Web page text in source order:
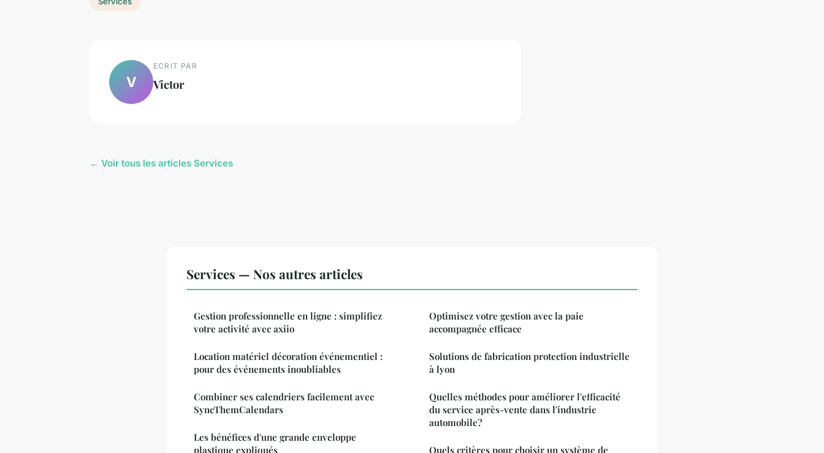
V
ECRIT PAR
Victor
← Voir tous les articles Services
Services — Nos autres articles
Gestion professionnelle en ligne : simplifiez
votre activité avec axiio
Location matériel décoration événementiel :
pour des événements inoubliables
Combiner ses calendriers facilement avec
SyncThemCalendars
Les bénéfices d'une grande enveloppe
plastique expliqués
Optimisez votre gestion avec la paie
accompagnée efficace
Solutions de fabrication protection industrielle
à lyon
Quelles méthodes pour améliorer l'efficacité
du service après-vente dans l'industrie
automobile?
Quels critères pour choisir un système de